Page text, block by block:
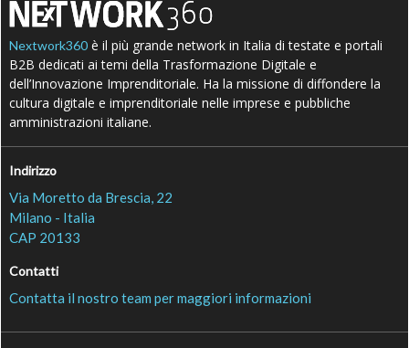
Nextwork360 è il più grande network in Italia di testate e portali
B2B dedicati ai temi della Trasformazione Digitale e
dell’Innovazione Imprenditoriale. Ha la missione di diffondere la
cultura digitale e imprenditoriale nelle imprese e pubbliche
amministrazioni italiane.
Indirizzo
Via Moretto da Brescia, 22
Milano - Italia
CAP 20133
Contatti
Contatta il nostro team per maggiori informazioni